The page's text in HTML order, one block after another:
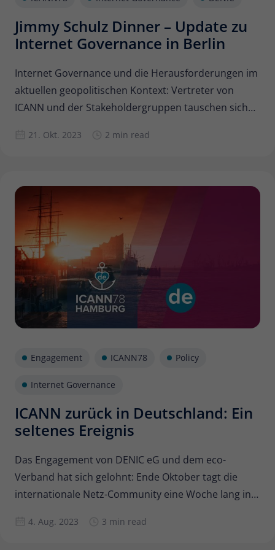
Jimmy Schulz Dinner – Update zu
Internet Governance in Berlin
Internet Governance und die Herausforderungen im
aktuellen geopolitischen Kontext: Vertreter von
ICANN und der Stakeholdergruppen tauschen sich
21. Okt. 2023 2 min read
Engagement ICANN78 Policy
Internet Governance
ICANN zurück in Deutschland: Ein
seltenes Ereignis
Das Engagement von DENIC eG und dem eco-
Verband hat sich gelohnt: Ende Oktober tagt die
internationale Netz-Community eine Woche lang in
des offenen, freien und sicheren Internet. Schon
4. Aug. 2023 3 min read